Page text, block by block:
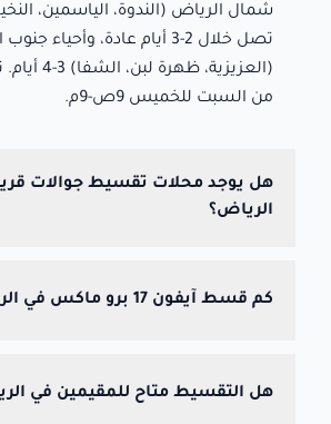
شمال الرياض (الندوة، الياسمين،
تصل خلال 2-3 أيام عادة، وأحياء
(العزيزية،
من السبت للخميس 9ص-9م.
هل يوجد محلات تقسيط جوالات
الرياض؟
كم قسط آيفون 17 برو ماكس في الرياض؟
هل التقسيط متاح للمقيمين في